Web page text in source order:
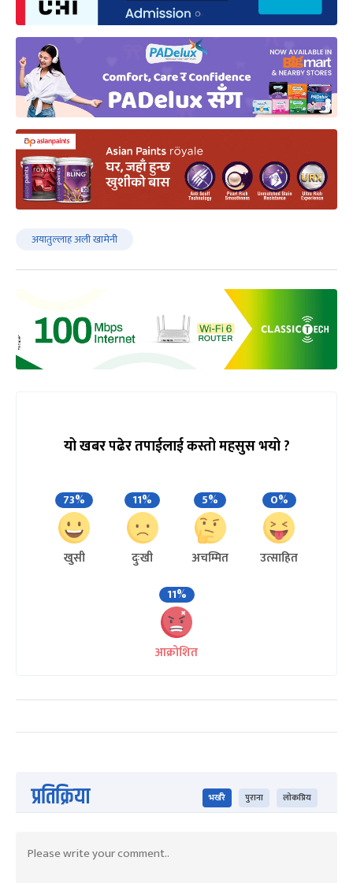
अयातुल्लाह अली खामेनी
यो खबर पढेर तपाईलाई कस्तो महसुस भयो ?
73%
खुसी
11%
दुःखी
5%
अचम्मित
0%
उत्साहित
11%
आक्रोशित
प्रतिक्रिया भर्खरै पुराना लोकप्रिय